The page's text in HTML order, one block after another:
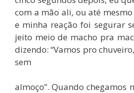
com a mão ali, ou até
e minha reação foi segurar
jeito meio de macho pra
dizendo: “Vamos pro
sem
almoço”. Quando chegamos